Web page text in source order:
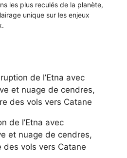
les plus reculés de la planète,
unique sur les enjeux
de l’Etna avec
et nuage de cendres,
des vols vers Catane